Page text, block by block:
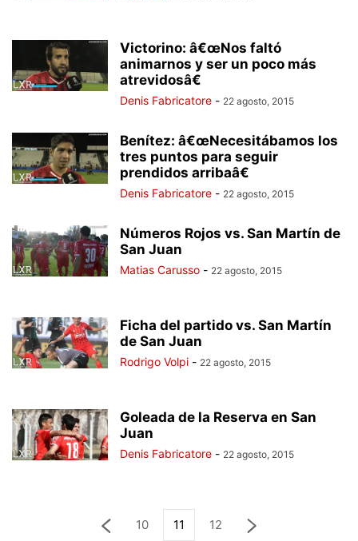
Victorino: â€œNos faltó
animarnos y ser un poco más
atrevidosâ€
Denis Fabricatore - 22 agosto, 2015
Benítez: â€œNecesitábamos los
tres puntos para seguir
prendidos arribaâ€
Denis Fabricatore - 22 agosto, 2015
Números Rojos vs. San Martín de
San Juan
Matias Carusso - 22 agosto, 2015
Ficha del partido vs. San Martín
de San Juan
Rodrigo Volpi - 22 agosto, 2015
Goleada de la Reserva en San
Juan
Denis Fabricatore - 22 agosto, 2015
10 11 12